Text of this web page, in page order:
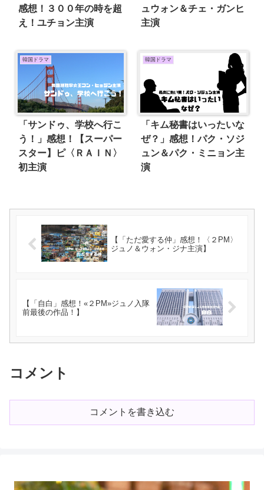
感想！３００年の時を超
え！ユチョン主演
ュウォン＆チェ・ガンヒ
主演
韓国ドラマ
「サンドゥ、学校へ行こ
う！」感想！【スーパー
スター】ピ〈ＲＡＩＮ〉
初主演
韓国ドラマ
「キム秘書はいったいな
ぜ？」感想！パク・ソジ
ュン＆パク・ミニョン主
演
【「ただ愛する仲」感想！〈２PM〉
ジュノ＆ウォン・ジナ主演】
【「自白」感想！«２PM»ジュノ入隊
前最後の作品！】
コメント
コメントを書き込む